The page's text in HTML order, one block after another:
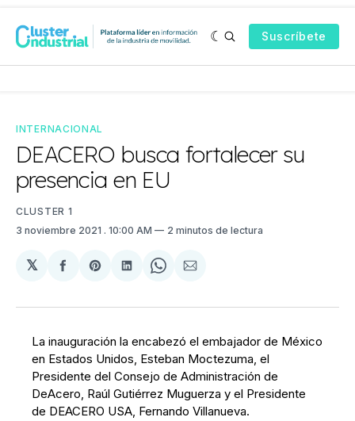
Suscríbete
INTERNACIONAL
DEACERO busca fortalecer su
presencia en EU
CLUSTER 1
3 noviembre 2021 . 10:00 AM 2 minutos de lectura
𝕏
Compartir
Facebook
Share
Pinterest
Compartir
LinkedIn
Share
WhatsApp
Compartir
Email
La inauguración la encabezó el embajador de México
en Estados Unidos, Esteban Moctezuma, el
Presidente del Consejo de Administración de
DeAcero, Raúl Gutiérrez Muguerza y el Presidente
de DEACERO USA, Fernando Villanueva.